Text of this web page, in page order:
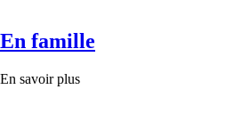
En famille
En savoir plus